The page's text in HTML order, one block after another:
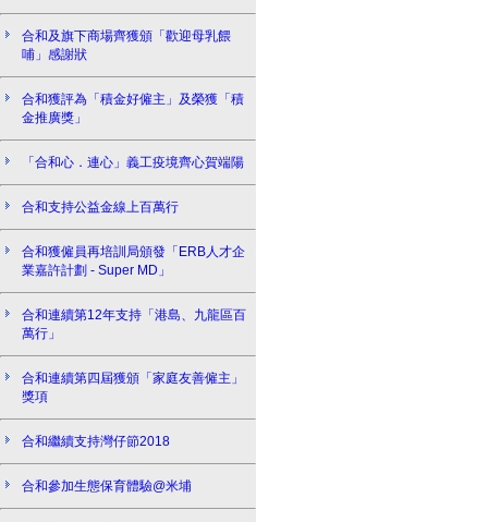
合和及旗下商場齊獲頒「歡迎母乳餵
哺」感謝狀
合和獲評為「積金好僱主」及榮獲「積
金推廣獎」
「合和心．連心」義工疫境齊心賀端陽
合和支持公益金線上百萬行
合和獲僱員再培訓局頒發「ERB人才企
業嘉許計劃 - Super MD」
合和連續第12年支持「港島、九龍區百
萬行」
合和連續第四屆獲頒「家庭友善僱主」
獎項
合和繼續支持灣仔節2018
合和參加生態保育體驗@米埔